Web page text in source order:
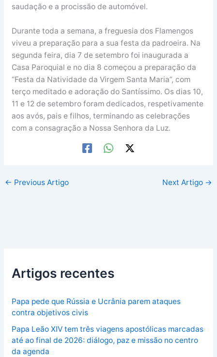
saudação e a procissão de automóvel.
Durante toda a semana, a freguesia dos Flamengos
viveu a preparação para a sua festa da padroeira. Na
segunda feira, dia 7 de setembro foi inaugurada a
Casa Paroquial e no dia 8 começou a preparação da
“Festa da Natividade da Virgem Santa Maria”, com
terço meditado e adoração do Santíssimo. Os dias 10,
11 e 12 de setembro foram dedicados, respetivamente
aos avós, pais e filhos, terminando as celebrações
com a consagração a Nossa Senhora da Luz.
← Previous Artigo Next Artigo →
Artigos recentes
Papa pede que Rússia e Ucrânia parem ataques
contra objetivos civis
Papa Leão XIV tem três viagens apostólicas marcadas
até ao final de 2026: diálogo, paz e missão no centro
da agenda